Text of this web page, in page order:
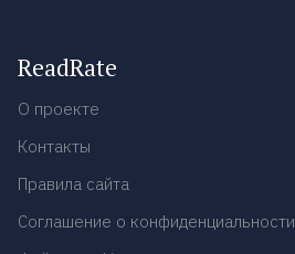
ReadRate
О проекте
Контакты
Правила сайта
Соглашение о конфиденциальности